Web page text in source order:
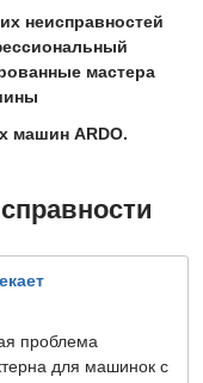
неисправностей
мастера
машин ARDO.
проблема
для машинок с